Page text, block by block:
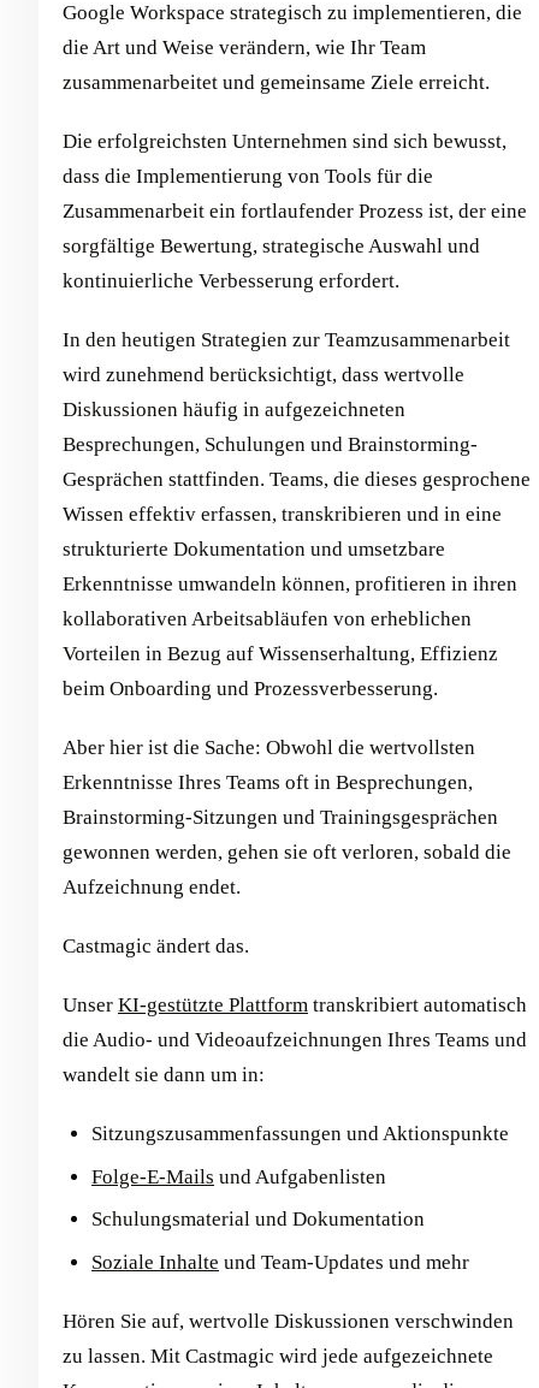
Google Workspace strategisch zu implementieren, die
die Art und Weise verändern, wie Ihr Team
zusammenarbeitet und gemeinsame Ziele erreicht.
Die erfolgreichsten Unternehmen sind sich bewusst,
dass die Implementierung von Tools für die
Zusammenarbeit ein fortlaufender Prozess ist, der eine
sorgfältige Bewertung, strategische Auswahl und
kontinuierliche Verbesserung erfordert.
In den heutigen Strategien zur Teamzusammenarbeit
wird zunehmend berücksichtigt, dass wertvolle
Diskussionen häufig in aufgezeichneten
Besprechungen, Schulungen und Brainstorming-
Gesprächen stattfinden. Teams, die dieses gesprochene
Wissen effektiv erfassen, transkribieren und in eine
strukturierte Dokumentation und umsetzbare
Erkenntnisse umwandeln können, profitieren in ihren
kollaborativen Arbeitsabläufen von erheblichen
Vorteilen in Bezug auf Wissenserhaltung, Effizienz
beim Onboarding und Prozessverbesserung.
Aber hier ist die Sache: Obwohl die wertvollsten
Erkenntnisse Ihres Teams oft in Besprechungen,
Brainstorming-Sitzungen und Trainingsgesprächen
gewonnen werden, gehen sie oft verloren, sobald die
Aufzeichnung endet.
Castmagic ändert das.
Unser KI-gestützte Plattform transkribiert automatisch
die Audio- und Videoaufzeichnungen Ihres Teams und
wandelt sie dann um in:
Sitzungszusammenfassungen und Aktionspunkte
Folge-E-Mails und Aufgabenlisten
Schulungsmaterial und Dokumentation
Soziale Inhalte und Team-Updates und mehr
Hören Sie auf, wertvolle Diskussionen verschwinden
zu lassen. Mit Castmagic wird jede aufgezeichnete